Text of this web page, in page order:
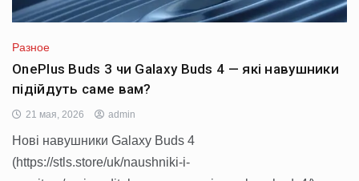
Разное
OnePlus Buds 3 чи Galaxy Buds 4 — які навушники
підійдуть саме вам?
21 мая, 2026 admin
Нові навушники Galaxy Buds 4
(https://stls.store/uk/naushniki-i-